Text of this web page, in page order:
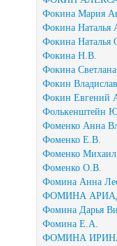
Фокина Мария
Фокина Наталья
Фокина Наталья
Фокина Н.В.
Фокина Светлана
Фокин
Фокин Евгений
Фолькенштейн
Фоменко Анна
Фоменко Е.В.
Фоменко Михаил
Фоменко О.В.
Фомина Анна
ФОМИНА
Фомина Дарья
Фомина Е.А.
ФОМИНА